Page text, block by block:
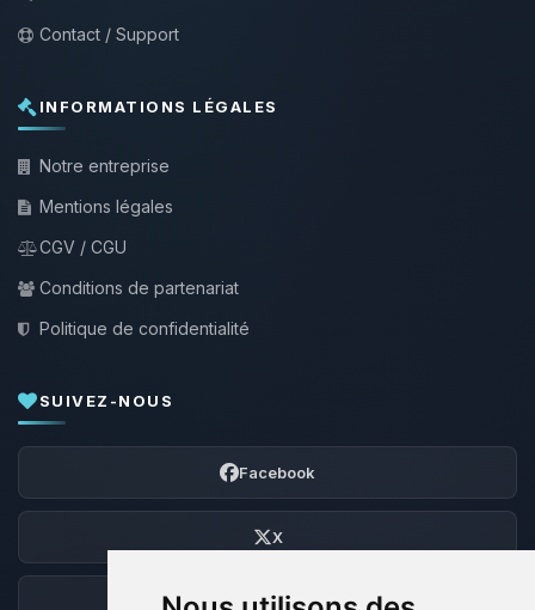
Contact / Support
INFORMATIONS LÉGALES
Notre entreprise
Mentions légales
CGV / CGU
Conditions de partenariat
Politique de confidentialité
SUIVEZ-NOUS
Facebook
X
Discord